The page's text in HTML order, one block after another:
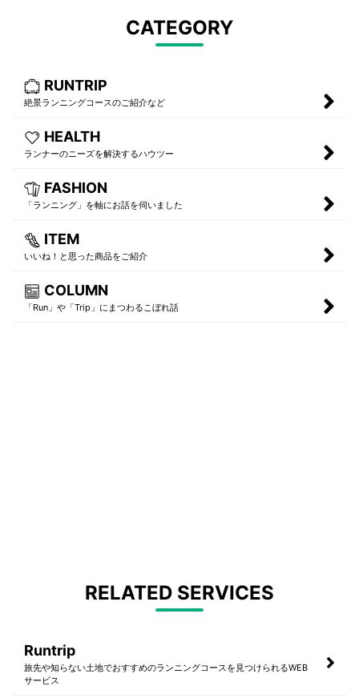
CATEGORY
RUNTRIP
絶景ランニングコースのご紹介など
HEALTH
ランナーのニーズを解決するハウツー
FASHION
「ランニング」を軸にお話を伺いました
ITEM
いいね！と思った商品をご紹介
COLUMN
「Run」や「Trip」にまつわるこぼれ話
RELATED SERVICES
Runtrip
旅先や知らない土地でおすすめのランニングコースを見つけられるWEB
サービス